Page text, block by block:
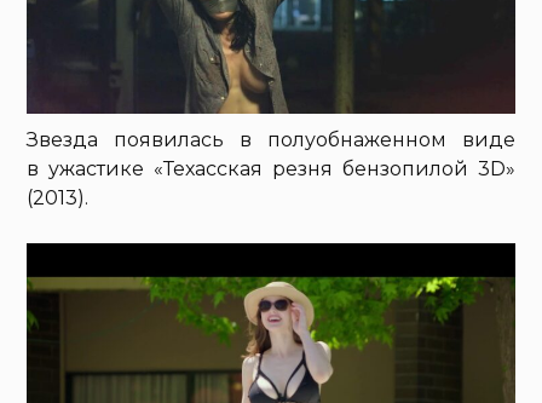
Звезда появилась в полуобнаженном виде
в ужастике «Техасская резня бензопилой 3D»
(2013).